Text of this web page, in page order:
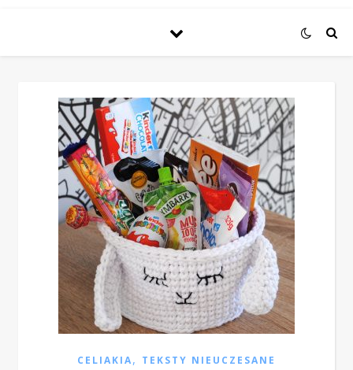
CELIAKIA, TEKSTY NIEUCZESANE